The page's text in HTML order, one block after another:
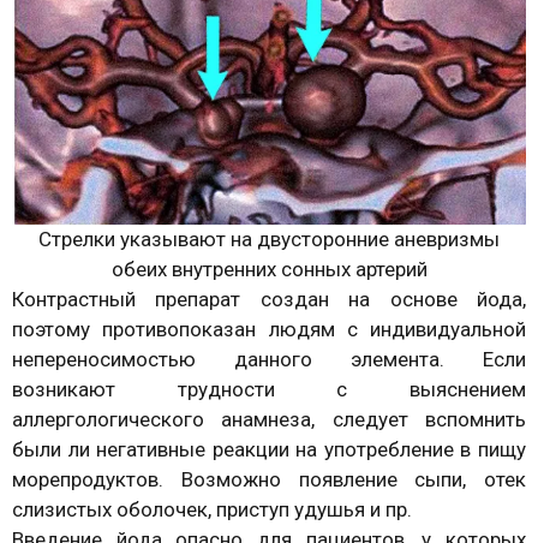
Стрелки указывают на двусторонние аневризмы
обеих внутренних сонных артерий
Контрастный препарат создан на основе йода,
поэтому противопоказан людям с индивидуальной
непереносимостью данного элемента. Если
возникают трудности с выяснением
аллергологического анамнеза, следует вспомнить
были ли негативные реакции на употребление в пищу
морепродуктов. Возможно появление сыпи, отек
слизистых оболочек, приступ удушья и пр.